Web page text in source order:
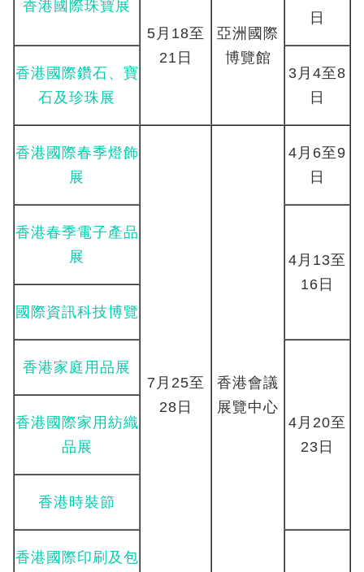
香港國際珠寶展
5月18至
21日
亞洲國際
博覽館
日
香港國際鑽石、寶
石及珍珠展
3月4至8
日
香港國際春季燈飾
展
7月25至
28日
香港會議
展覽中心
4月6至9
日
香港春季電子產品
展
4月13至
16日
國際資訊科技博覽
香港家庭用品展
4月20至
23日
香港國際家用紡織
品展
香港時裝節
香港國際印刷及包